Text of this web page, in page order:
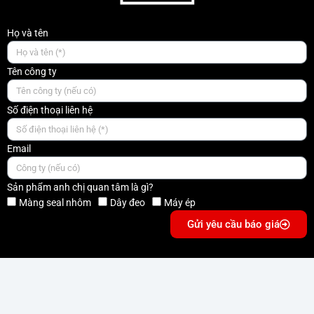
Họ và tên
Tên công ty
Số điện thoại liên hệ
Email
Sản phẩm anh chị quan tâm là gì?
Màng seal nhôm
Dây đeo Máy ép
Gửi yêu cầu báo giá